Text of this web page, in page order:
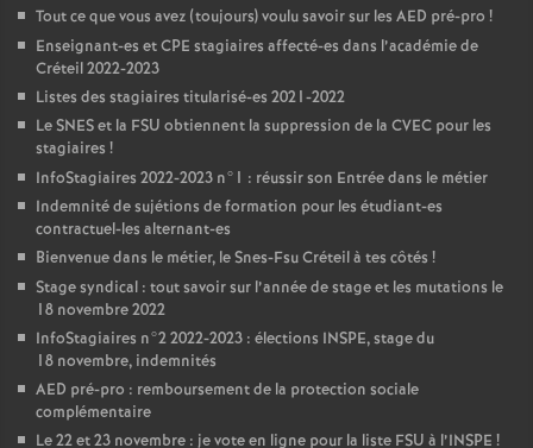
Tout ce que vous avez (toujours) voulu savoir sur les AED pré-pro !
Enseignant-es etCPE stagiaires affecté-es dans l’académie de
Créteil 2022-2023
Listes des stagiaires titularisé-es 2021-2022
LeSNESet la FSU obtiennent la suppression de la CVEC pour les
stagiaires !
InfoStagiaires 2022-2023 n°1 : réussir son Entrée dans le métier
Indemnité de sujétions de formation pour les étudiant-es
contractuel-les alternant-es
Bienvenue dans le métier, le Snes-Fsu Créteil à tes côtés !
Stage syndical : tout savoir sur l’année de stage et les mutations le
18 novembre 2022
InfoStagiaires n°2 2022-2023 : élections INSPE, stage du
18 novembre, indemnités
AED pré-pro : remboursement de la protection sociale
complémentaire
Le 22 et 23 novembre : je vote en ligne pour la liste FSU à l’INSPE !